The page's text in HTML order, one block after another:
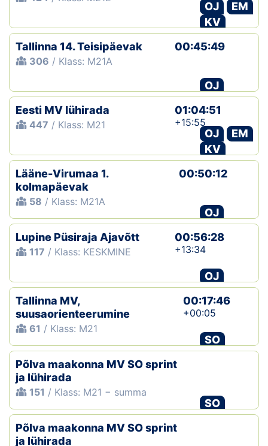
OJ
EM
KV
Tallinna 14. Teisipäevak
306 / Klass: M21A
00:45:49
OJ
Eesti MV lühirada
447 / Klass: M21
01:04:51
+15:55
OJ
EM
KV
Lääne-Virumaa 1.
kolmapäevak
58 / Klass: M21A
00:50:12
OJ
Lupine Püsiraja Ajavõtt
117 / Klass: KESKMINE
00:56:28
+13:34
OJ
Tallinna MV,
suusaorienteerumine
61 / Klass: M21
00:17:46
+00:05
SO
Põlva maakonna MV SO sprint
ja lühirada
151 / Klass: M21 − summa
SO
Põlva maakonna MV SO sprint
ja lühirada